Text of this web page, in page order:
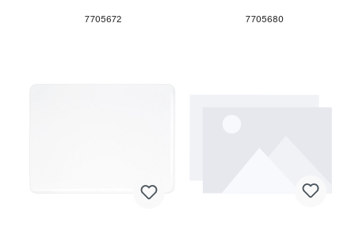
7705672 7705680